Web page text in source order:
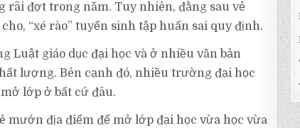
đợt trong năm. Tuy nhiên, đằng sau vẻ
“xé rào” tuyển sinh tập huấn sai quy định.
giáo dục đại học và ở nhiều văn bản
lượng. Bên cạnh đó, nhiều trường đại học
lớp ở bất cứ đâu.
mướn địa điểm để mở lớp đại học vừa học vừa